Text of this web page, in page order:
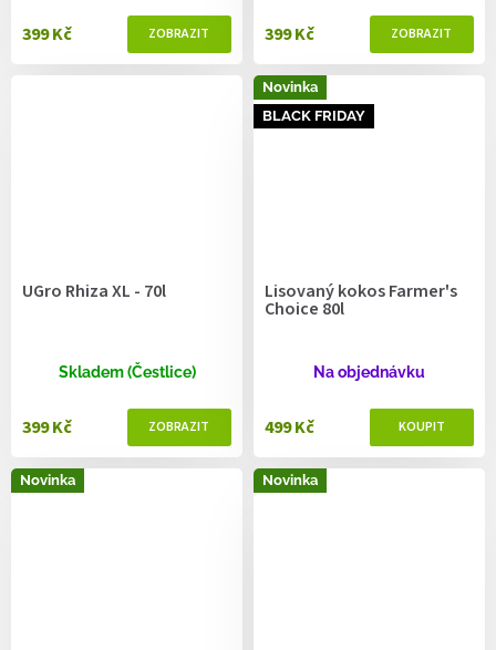
399 Kč 399 Kč
UGro Rhiza XL - 70l
Skladem (Čestlice)
399 Kč
Novinka
BLACK FRIDAY
Lisovaný kokos Farmer's
Choice 80l
Na objednávku
499 Kč
Novinka Novinka